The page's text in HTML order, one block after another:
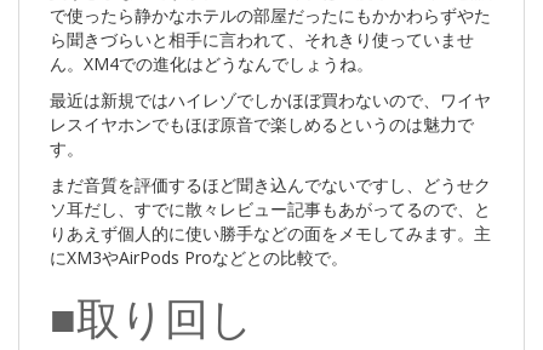
で使ったら静かなホテルの部屋だったにもかかわらずやた
ら聞きづらいと相手に言われて、それきり使っていませ
ん。XM4での進化はどうなんでしょうね。
最近は新規ではハイレゾでしかほぼ買わないので、ワイヤ
レスイヤホンでもほぼ原音で楽しめるというのは魅力で
す。
まだ音質を評価するほど聞き込んでないですし、どうせク
ソ耳だし、すでに散々レビュー記事もあがってるので、と
りあえず個人的に使い勝手などの面をメモしてみます。主
にXM3やAirPods Proなどとの比較で。
■取り回し